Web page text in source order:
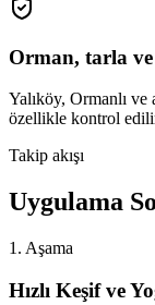
Orman, tarla ve
Yalıköy, Ormanlı ve
özellikle kontrol
Takip akışı
Uygulama
1. Aşama
Hızlı Keşif ve